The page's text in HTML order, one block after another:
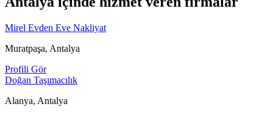
Mirel Evden Eve Nakliyat
Muratpaşa, Antalya
Profili Gör
Doğan Taşımacılık
Alanya, Antalya